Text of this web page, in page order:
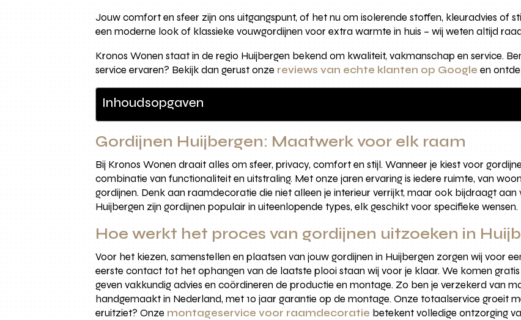
Jouw comfort en sfeer zijn ons uitgangspunt, of het nu om isolerende stoffen, kleuradvies of
een moderne look of klassieke vouwgordijnen voor extra warmte in huis – wij weten altijd
Kronos Wonen staat in de regio Huijbergen bekend om kwaliteit, vakmanschap en service.
service ervaren? Bekijk dan gerust onze reviews van echte klanten op Google en
Inhoudsopgaven
Gordijnen Huijbergen: Maatwerk voor elk raam
Bij Kronos Wonen draait alles om sfeer, privacy, comfort en stijl. Wanneer je kiest voor
combinatie van functionaliteit en uitstraling. Met onze jaren ervaring is iedere ruimte, van
gordijnen. Denk aan raamdecoratie die niet alleen je interieur verrijkt, maar ook bijdraagt aan
Huijbergen zijn gordijnen populair in uiteenlopende types, elk geschikt voor specifieke wensen.
Hoe werkt het proces van gordijnen uitzoeken in
Voor het kiezen, samenstellen en plaatsen van jouw gordijnen in Huijbergen zorgen wij voor
eerste contact tot het ophangen van de laatste plooi staan wij voor je klaar. We komen
geven vakkundig advies en coördineren de productie en montage. Zo ben je verzekerd van
handgemaakt in Nederland, met 10 jaar garantie op de montage. Onze totaalservice groeit
eruitziet? Onze montageservice voor raamdecoratie betekent volledige ontzorging